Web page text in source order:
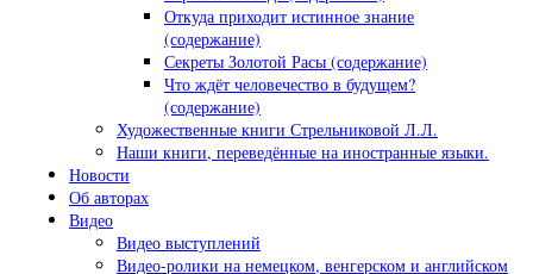
Откуда приходит истинное знание
(содержание)
Секреты Золотой Расы (содержание)
Что ждёт человечество в будущем?
(содержание)
Художественные книги Стрельниковой Л.Л.
Наши книги, переведённые на иностранные языки.
Новости
Об авторах
Видео
Видео выступлений
Видео-ролики на немецком, венгерском и английском